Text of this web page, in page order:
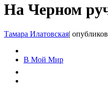
На Черном
Тамара Илатовская|
В Мой Мир